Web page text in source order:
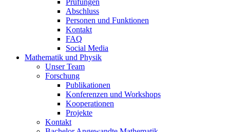
Prüfungen
Abschluss
Personen und Funktionen
Kontakt
FAQ
Social Media
Mathematik und Physik
Unser Team
Forschung
Publikationen
Konferenzen und Workshops
Kooperationen
Projekte
Kontakt